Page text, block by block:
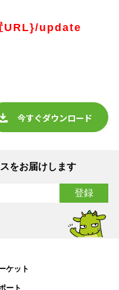
URL}/update
今すぐダウンロード
をお届けします
ケット
ート